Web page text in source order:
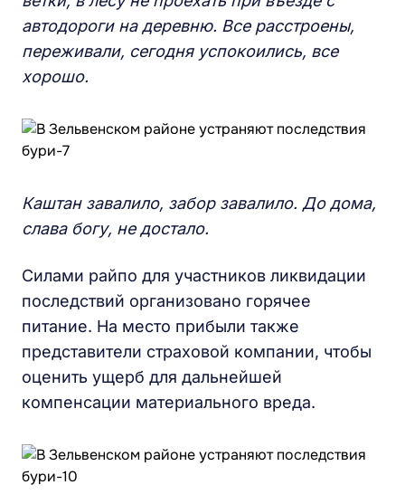
автодороги на деревню. Все расстроены,
переживали, сегодня успокоились, все
хорошо.
Каштан завалило, забор завалило. До дома,
слава богу, не достало.
Силами райпо для участников ликвидации
последствий организовано горячее
питание. На место прибыли также
представители страховой компании, чтобы
оценить ущерб для дальнейшей
компенсации материального вреда.